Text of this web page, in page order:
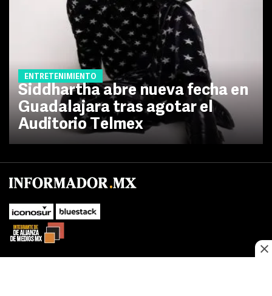
ENTRETENIMIENTO
Siddhartha abre nueva fecha en
Guadalajara tras agotar el
Auditorio Telmex